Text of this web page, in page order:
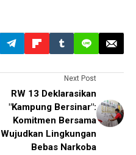
Next Post
RW 13 Deklarasikan
"Kampung Bersinar":
Komitmen Bersama
Wujudkan Lingkungan
Bebas Narkoba